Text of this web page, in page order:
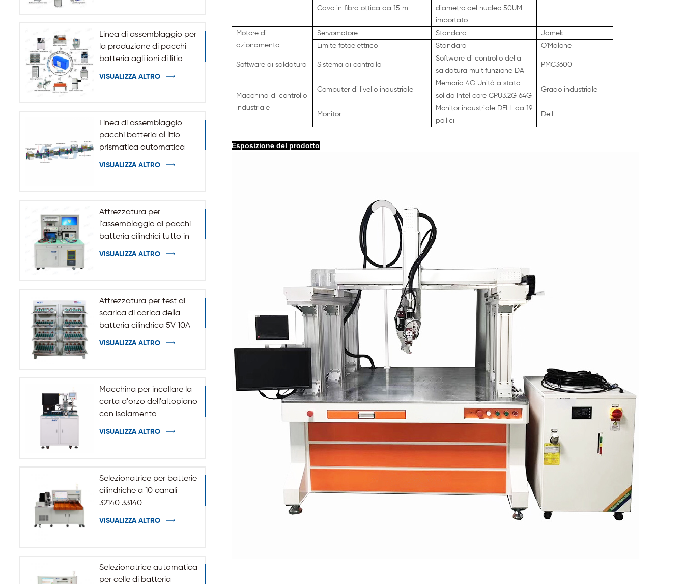
Linea di assemblaggio per
la produzione di pacchi
batteria agli ioni di litio
VISUALIZZA ALTRO
Linea di assemblaggio
pacchi batteria al litio
prismatica automatica
VISUALIZZA ALTRO
Attrezzatura per
l'assemblaggio di pacchi
batteria cilindrici tutto in
VISUALIZZA ALTRO
Attrezzatura per test di
scarica di carica della
batteria cilindrica 5V 10A
VISUALIZZA ALTRO
Macchina per incollare la
carta d'orzo dell'altopiano
con isolamento
VISUALIZZA ALTRO
Selezionatrice per batterie
cilindriche a 10 canali
32140 33140
VISUALIZZA ALTRO
Selezionatrice automatica
per celle di batteria
Cavo in fibra ottica da 15 m
diametro del nucleo 50UM
importato
Motore di
azionamento
Servomotore Standard
Jamek
Limite fotoelettrico
Standard O'Malone
Software di saldatura Sistema di controllo
Software di controllo della
saldatura multifunzione DA
PMC3600
Macchina di controllo
industriale
Computer di livello industriale
Memoria 4G Unità a stato
solido Intel core CPU3.2G 64G
Grado industriale
Monitor
Monitor industriale DELL da 19
pollici
Dell
Esposizione del prodotto